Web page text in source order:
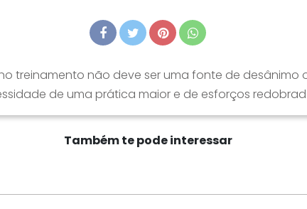
treinamento não deve ser uma fonte de desânimo
de uma prática maior e de esforços
Também te pode interessar